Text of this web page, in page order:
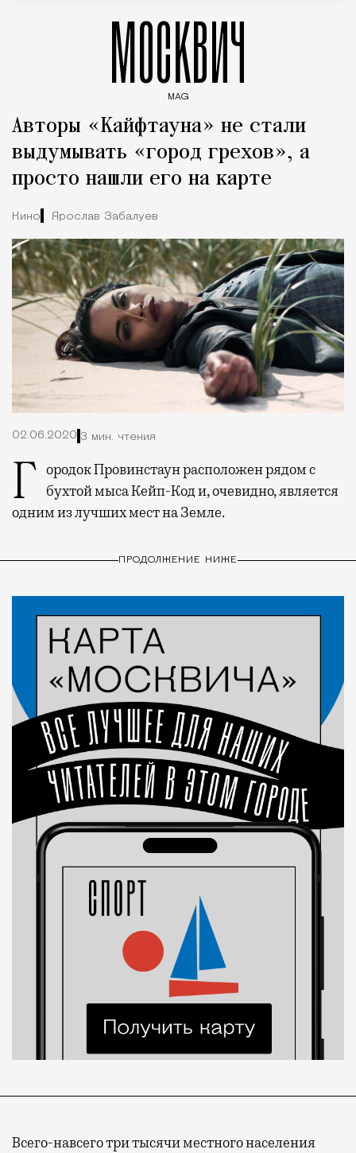
МОСКВИЧ
MAG
Авторы «Кайфтауна» не стали
выдумывать «город грехов», а
просто нашли его на карте
Кино Ярослав Забалуев
02.06.2020 3 мин. чтения
Городок Провинстаун расположен рядом с бухтой мыса Кейп-Код и, очевидно, является
одним из лучших мест на Земле.
ПРОДОЛЖЕНИЕ НИЖЕ
Всего-навсего три тысячи местного населения